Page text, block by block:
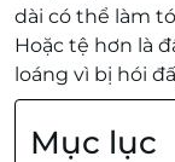
dài có thể làm
Hoặc tệ hơn là
loáng vì bị hói
Mục lục